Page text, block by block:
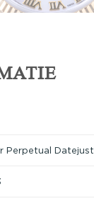
Perpetual Datejust